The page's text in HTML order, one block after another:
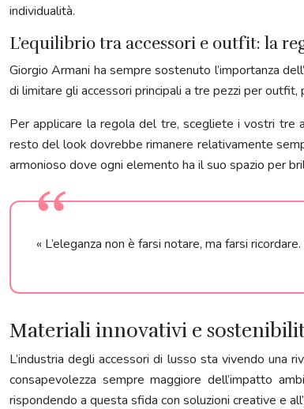
individualità.
L’equilibrio tra accessori e outfit: la
Giorgio Armani ha sempre sostenuto l’importanza
di limitare gli accessori principali a tre pezzi per
Per applicare la regola del tre, scegliete i vostri tre
resto del look dovrebbe rimanere relativamente
armonioso dove ogni elemento ha il suo spazio per
« L’eleganza non è farsi notare, ma farsi
Materiali innovativi e
L’industria degli accessori di lusso sta vivendo una
consapevolezza sempre maggiore dell’impatto
rispondendo a questa sfida con soluzioni creative e